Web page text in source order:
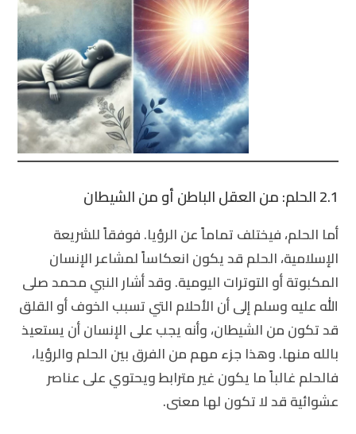
2.1 الحلم: من العقل الباطن أو من الشيطان
أما الحلم، فيختلف تماماً عن الرؤيا. فوفقاً للشريعة
الإسلامية، الحلم قد يكون انعكاساً لمشاعر الإنسان
المكبوتة أو التوترات اليومية. وقد أشار النبي محمد صلى
الله عليه وسلم إلى أن الأحلام التي تسبب الخوف أو القلق
قد تكون من الشيطان، وأنه يجب على الإنسان أن يستعيذ
بالله منها. وهذا جزء مهم منالفرق بين الحلم والرؤيا،
فالحلم غالباً ما يكون غير مترابط ويحتوي على عناصر
عشوائية قد لا تكون لها معنى.